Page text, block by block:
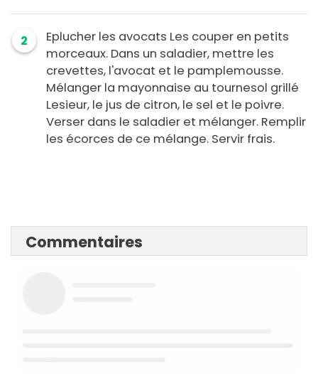
2
Eplucher les avocats Les couper en petits
morceaux. Dans un saladier, mettre les
crevettes, l'avocat et le pamplemousse.
Mélanger la mayonnaise au tournesol grillé
Lesieur, le jus de citron, le sel et le poivre.
Verser dans le saladier et mélanger. Remplir
les écorces de ce mélange. Servir frais.
Commentaires